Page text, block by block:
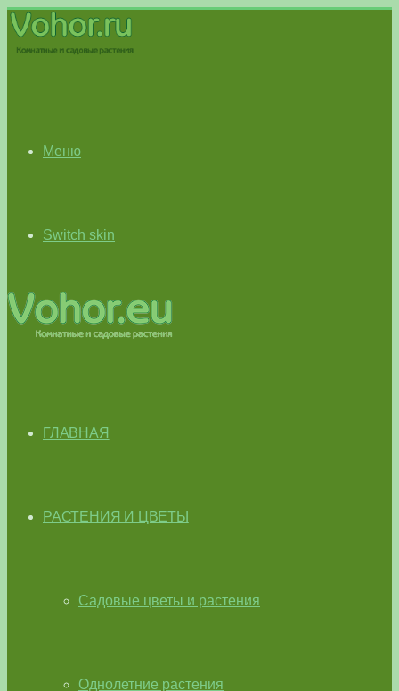
Меню
Switch skin
ГЛАВНАЯ
РАСТЕНИЯ И ЦВЕТЫ
Садовые цветы и растения
Однолетние растения